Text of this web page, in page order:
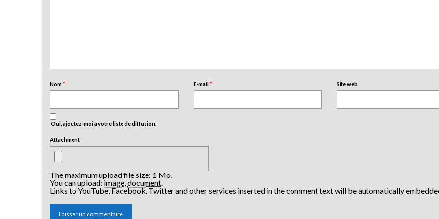
Nom* E-mail* Site web
Oui, ajoutez-moi à votre liste de diffusion.
Attachment
The maximum upload file size: 1 Mo.
You can upload:image document
Links to YouTube, Facebook, Twitter and other services inserted in the comment text will be automatically